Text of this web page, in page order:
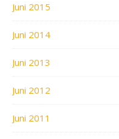
Juni 2015
Juni 2014
Juni 2013
Juni 2012
Juni 2011